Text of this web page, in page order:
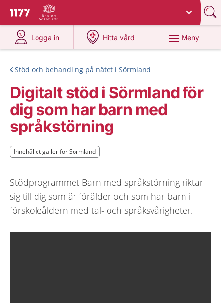
Till startsidan för 1177
Du har valt region
Logga in
på 1177.se
Hitta vård
på 1177.se
Meny
Stöd och behandling på nätet i Sörmland
Digitalt stöd i Sörmland för
dig som har barn med
språkstörning
Innehållet gäller för Sörmland
Innehållet gäller för Sörmland
Stödprogrammet Barn med språkstörning riktar
sig till dig som är förälder och som har barn i
förskoleåldern med tal- och språksvårigheter.